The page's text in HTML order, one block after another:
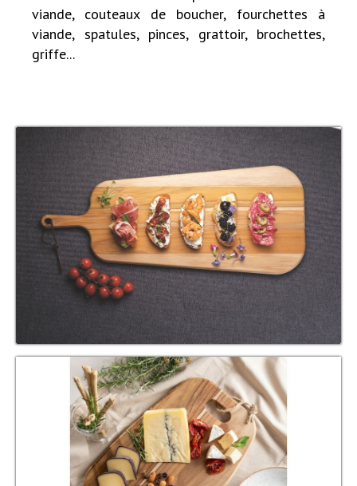
viande, couteaux de boucher, fourchettes à
viande, spatules, pinces, grattoir, brochettes,
griffe...